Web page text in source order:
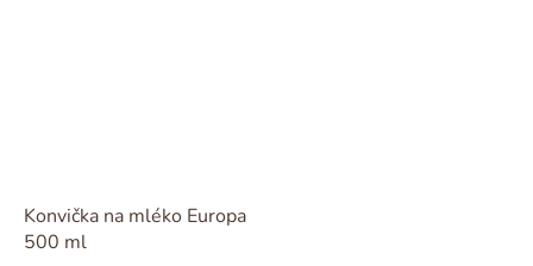
Konvička na mléko Europa
500 ml